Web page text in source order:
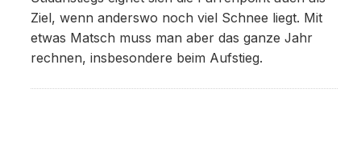
Ziel, wenn anderswo noch viel Schnee liegt. Mit
etwas Matsch muss man aber das ganze Jahr
rechnen, insbesondere beim Aufstieg.